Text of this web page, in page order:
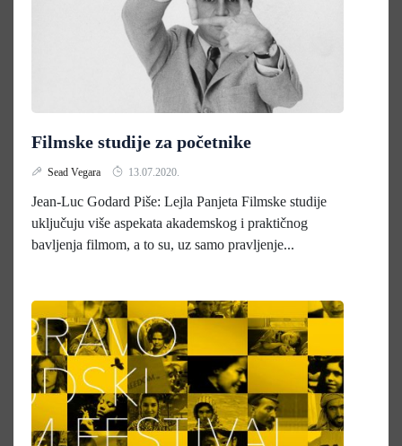
Filmske studije za početnike
Sead Vegara 13.07.2020.
Jean-Luc Godard Piše: Lejla Panjeta Filmske studije
uključuju više aspekata akademskog i praktičnog
bavljenja filmom, a to su, uz samo pravljenje...